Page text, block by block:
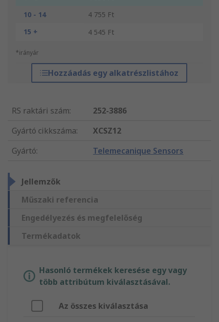
10 - 14
4 755 Ft
15 +
4 545 Ft
*irányár
Hozzáadás egy alkatrészlistához
RS raktári szám:
252-3886
Gyártó cikkszáma:
XCSZ12
Gyártó: Telemecanique Sensors
Jellemzők
Műszaki referencia
Engedélyezés és megfelelőség
Termékadatok
Hasonló termékek keresése egy vagy
több attribútum kiválasztásával.
Az összes kiválasztása